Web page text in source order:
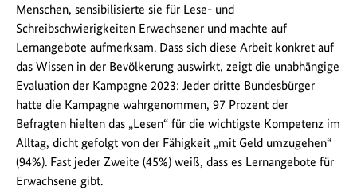
Menschen, sensibilisierte sie für Lese- und
Schreibschwierigkeiten Erwachsener und machte auf
Lernangebote aufmerksam. Dass sich diese Arbeit konkret auf
das Wissen in der Bevölkerung auswirkt, zeigt die unabhängige
Evaluation der Kampagne 2023: Jeder dritte Bundesbürger
hatte die Kampagne wahrgenommen, 97 Prozent der
Befragten hielten das „Lesen“ für die wichtigste Kompetenz im
Alltag, dicht gefolgt von der Fähigkeit „mit Geld umzugehen“
(94%). Fast jeder Zweite (45%) weiß, dass es Lernangebote für
Erwachsene gibt.